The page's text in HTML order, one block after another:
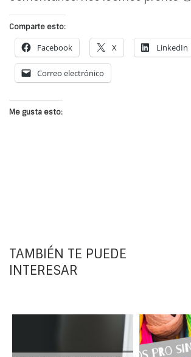
Comparte esto:
Facebook X LinkedIn
Correo electrónico
Me gusta esto:
TAMBIÉN TE PUEDE
INTERESAR